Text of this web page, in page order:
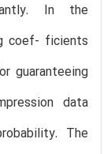
In the
coef- ficients
guaranteeing
data
The